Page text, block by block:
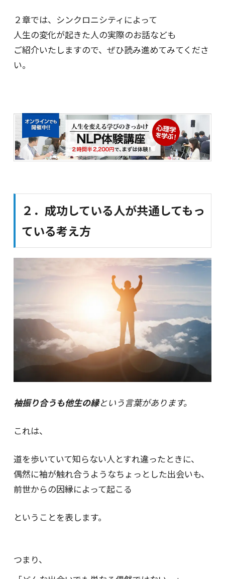
２章では、シンクロニシティによって
人生の変化が起きた人の実際のお話なども
ご紹介いたしますので、ぜひ読み進めてみてくださ
い。
２．成功している人が共通してもっ
ている考え方
袖振り合うも他生の縁という言葉があります。
これは、
道を歩いていて知らない人とすれ違ったときに、
偶然に袖が触れ合うようなちょっとした出会いも、
前世からの因縁によって起こる
ということを表します。
つまり、